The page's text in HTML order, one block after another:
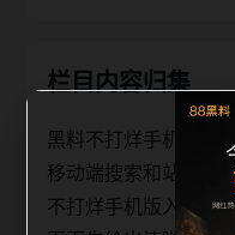
栏目内容归集
黑料不打烊手机版入
移动端搜索和站内连
不打烊手机版入口、